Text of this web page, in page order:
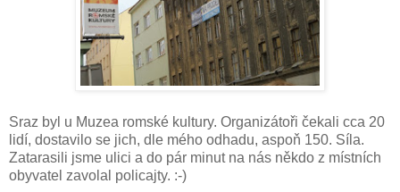
Sraz byl u Muzea romské kultury. Organizátoři čekali cca 20
lidí, dostavilo se jich, dle mého odhadu, aspoň 150. Síla.
Zatarasili jsme ulici a do pár minut na nás někdo z místních
obyvatel zavolal policajty. :-)